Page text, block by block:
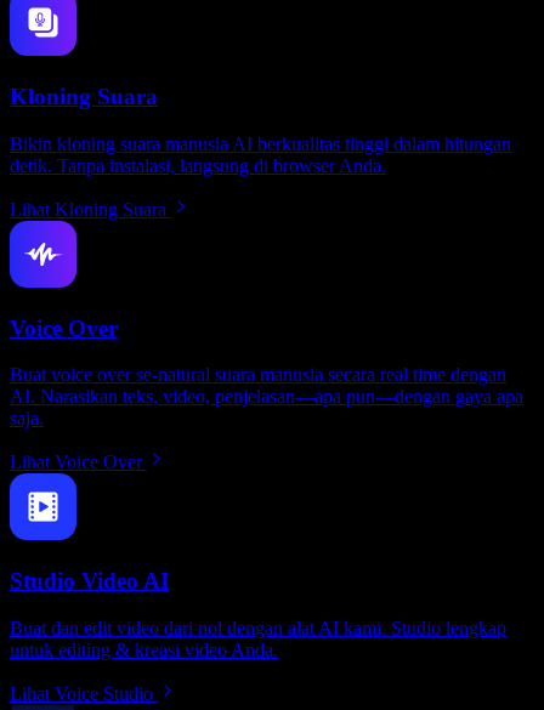
Kloning Suara
Bikin kloning suara manusia AI berkualitas tinggi dalam hitungan
detik. Tanpa instalasi, langsung di browser Anda.
Lihat Kloning Suara
Voice Over
Buat voice over se-natural suara manusia secara real time dengan
AI. Narasikan teks, video, penjelasan—apa pun—dengan gaya apa
saja.
Lihat Voice Over
Studio Video AI
Buat dan edit video dari nol dengan alat AI kami. Studio lengkap
untuk editing & kreasi video Anda.
Lihat Voice Studio